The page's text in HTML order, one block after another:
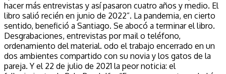
hacer más entrevistas y así pasaron cuatro años y medio. El
libro salió recién en junio de 2022”. La pandemia, en cierto
sentido, benefició a Santiago. Se abocó a terminar el libro.
Desgrabaciones, entrevistas por mail o teléfono,
ordenamiento del material. odo el trabajo encerrado en un
dos ambientes compartido con su novia y los gatos de la
pareja. Y el 22 de julio de 2021 la peor noticia: el